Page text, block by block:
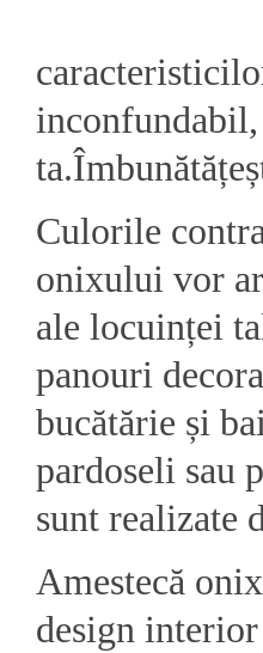
Culorile
onixului vor
ale locuinței
panouri
bucătărie și
pardoseli sau
sunt realizate
Amestecă
design